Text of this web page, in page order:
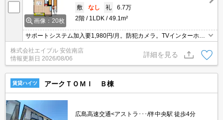
画像：20枚
敷
なし 礼
6.7万
2階
1LDK 49.1m²
サポートシステム加入要1,980円/月。防犯カメラ。TVインターホン
座。シャワー付独立洗面台。浴室乾燥機付。照明器具付き。BS受信
可。
株式会社エイブル 安佐南店
情報更新日 2026/08/06
詳細を見る
賃貸ハイツ アークＴＯＭＩ Ｂ棟
広島高速交通<アストラ･･･/伴中央駅 徒歩4分